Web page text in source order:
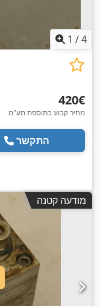
1 /4
‏420 ‏€
מחיר קבוע בתוספת מע"מ
התקשר
מודעה קטנה